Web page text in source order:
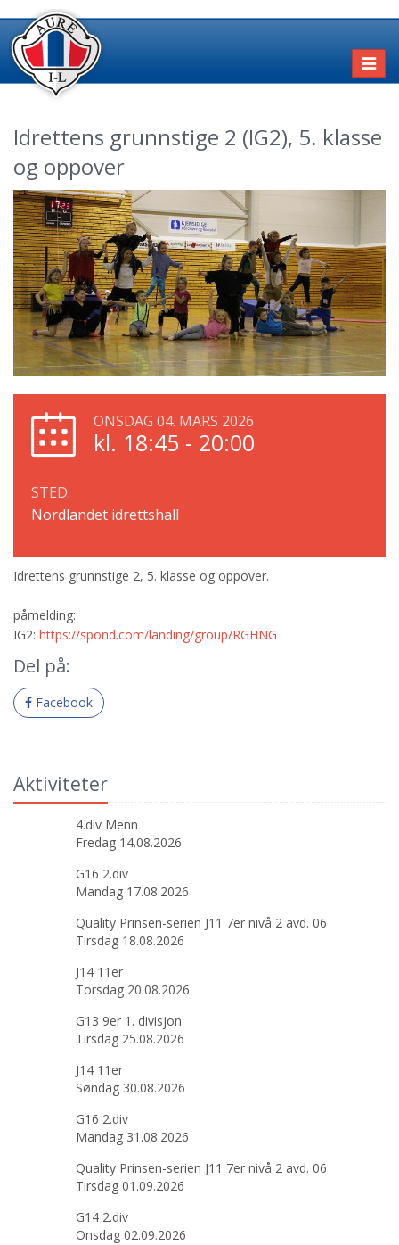
Idrettens grunnstige 2 (IG2), 5. klasse
og oppover
ONSDAG 04. MARS 2026
kl. 18:45 - 20:00
STED:
Nordlandet idrettshall
Idrettens grunnstige 2, 5. klasse og oppover.
påmelding:
IG2: https://spond.com/landing/group/RGHNG
Del på:
Facebook
Aktiviteter
4.div Menn
Fredag 14.08.2026
G16 2.div
Mandag 17.08.2026
Quality Prinsen-serien J11 7er nivå 2 avd. 06
Tirsdag 18.08.2026
J14 11er
Torsdag 20.08.2026
G13 9er 1. divisjon
Tirsdag 25.08.2026
J14 11er
Søndag 30.08.2026
G16 2.div
Mandag 31.08.2026
Quality Prinsen-serien J11 7er nivå 2 avd. 06
Tirsdag 01.09.2026
G14 2.div
Onsdag 02.09.2026